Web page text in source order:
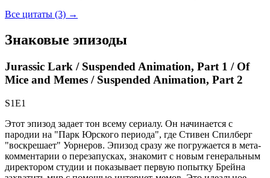
Все цитаты (3) →
Знаковые эпизоды
Jurassic Lark / Suspended Animation, Part 1 / Of
Mice and Memes / Suspended Animation, Part 2
S1E1
Этот эпизод задает тон всему сериалу. Он начинается с
пародии на "Парк Юрского периода", где Стивен Спилберг
"воскрешает" Уорнеров. Эпизод сразу же погружается в мета-
комментарии о перезапусках, знакомит с новым генеральным
директором студии и показывает первую попытку Брейна